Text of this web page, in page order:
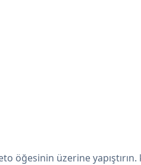
üzerine yapıştırın.